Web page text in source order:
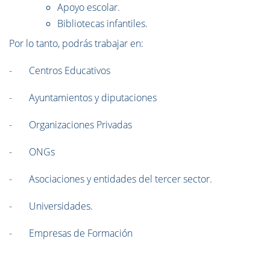
Apoyo escolar.
Bibliotecas infantiles.
Por lo tanto, podrás trabajar en:
- Centros Educativos
- Ayuntamientos y diputaciones
- Organizaciones Privadas
- ONGs
- Asociaciones y entidades del tercer sector.
- Universidades.
- Empresas de Formación